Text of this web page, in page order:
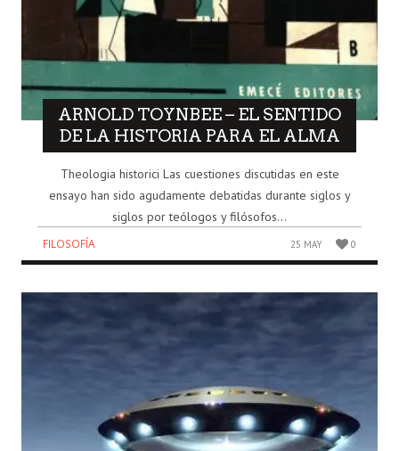
ARNOLD TOYNBEE – EL SENTIDO
DE LA HISTORIA PARA EL ALMA
Theologia historici Las cuestiones discutidas en este
ensayo han sido agudamente debatidas durante siglos y
siglos por teólogos y filósofos...
FILOSOFÍA 25 MAY 0